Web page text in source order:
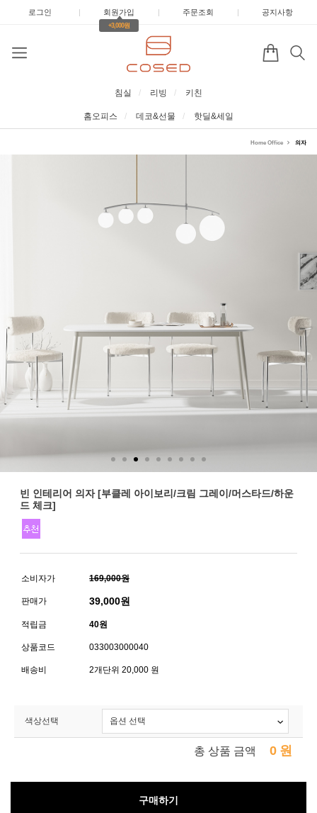
로그인 | 회원가입 |
+3,000원
주문조회 | 공지사항
침실 리빙 키친
홈오피스 데코&선물 핫딜&세일
Home Office 의자
빈 인테리어 의자 [부클레 아이보리/크림 그레이/머스타드/하운
드 체크]
소비자가 169,000원
판매가 39,000원
적립금 40원
상품코드 033003000040
배송비 2개단위 20,000 원
색상선택
총 상품 금액 0 원
구매하기